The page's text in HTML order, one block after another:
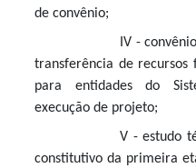
de convênio;
IV -
transferência de recursos
para entidades do
execução de projeto;
V - estudo
constitutivo da primeira